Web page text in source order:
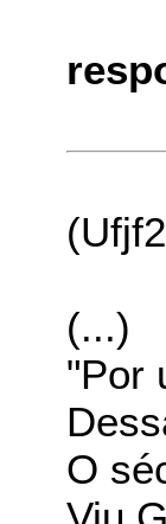
(...)
"Por
O